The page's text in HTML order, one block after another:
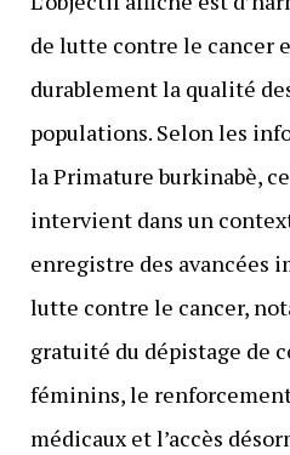
de lutte contre le cancer
durablement la qualité
populations. Selon les
la Primature burkinabè,
intervient dans un
enregistre des avancées
lutte contre le cancer,
gratuité du dépistage de
féminins, le
médicaux et l’accès